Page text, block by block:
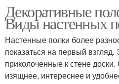
Декоративные
Виды настенных
Настенные полки более
показаться на первый
приколоченные к стене
изящнее, интереснее и